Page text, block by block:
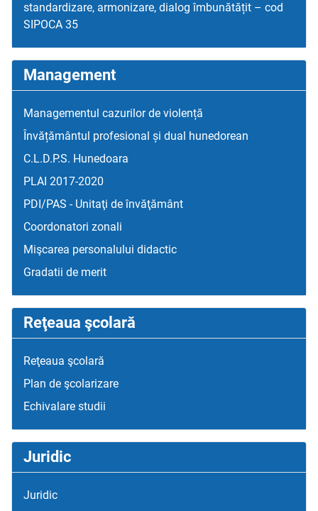
standardizare, armonizare, dialog îmbunătățit – cod
SIPOCA 35
Management
Managementul cazurilor de violență
Învățământul profesional și dual hunedorean
C.L.D.P.S. Hunedoara
PLAI 2017-2020
PDI/PAS - Unitaţi de învăţământ
Coordonatori zonali
Mişcarea personalului didactic
Gradatii de merit
Reţeaua şcolară
Reţeaua şcolară
Plan de şcolarizare
Echivalare studii
Juridic
Juridic